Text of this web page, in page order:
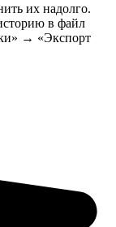
их надолго.
в файл
→ «Экспорт